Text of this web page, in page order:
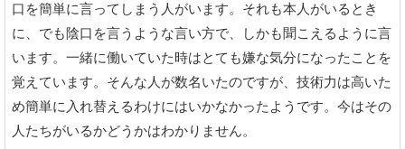
口を簡単に言ってしまう人がいます。それも本人がいるとき
に、でも陰口を言うような言い方で、しかも聞こえるように言
います。一緒に働いていた時はとても嫌な気分になったことを
覚えています。そんな人が数名いたのですが、技術力は高いた
め簡単に入れ替えるわけにはいかなかったようです。今はその
人たちがいるかどうかはわかりません。